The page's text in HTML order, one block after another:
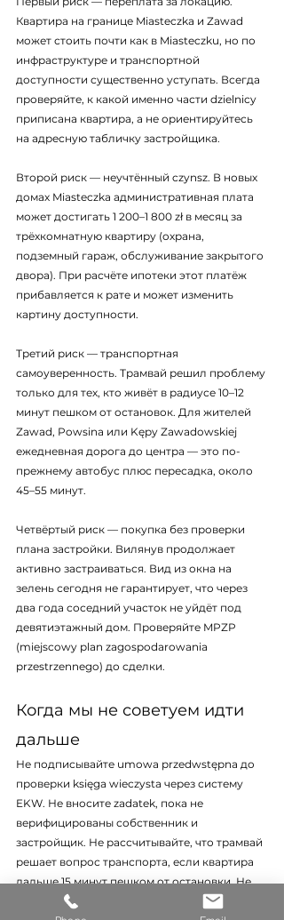
Квартира на границе Miasteczka и Zawad
может стоить почти как в Miasteczku, но по
инфраструктуре и транспортной
доступности существенно уступать. Всегда
проверяйте, к какой именно части dzielnicy
приписана квартира, а не ориентируйтесь
на адресную табличку застройщика.
Второй риск — неучтённый czynsz. В новых
домах Miasteczka административная плата
может достигать 1 200–1 800 zł в месяц за
трёхкомнатную квартиру (охрана,
подземный гараж, обслуживание закрытого
двора). При расчёте ипотеки этот платёж
прибавляется к рате и может изменить
картину доступности.
Третий риск — транспортная
самоуверенность. Трамвай решил проблему
только для тех, кто живёт в радиусе 10–12
минут пешком от остановок. Для жителей
Zawad, Powsina или Kępy Zawadowskiej
ежедневная дорога до центра — это по-
прежнему автобус плюс пересадка, около
45–55 минут.
Четвёртый риск — покупка без проверки
плана застройки. Вилянув продолжает
активно застраиваться. Вид из окна на
зелень сегодня не гарантирует, что через
два года соседний участок не уйдёт под
девятиэтажный дом. Проверяйте MPZP
(miejscowy plan zagospodarowania
przestrzennego) до сделки.
Когда мы не советуем идти
дальше
Не подписывайте umowa przedwstępna до
проверки księga wieczysta через систему
EKW. Не вносите zadatek, пока не
верифицированы собственник и
застройщик. Не рассчитывайте, что трамвай
решает вопрос транспорта, если квартира
дальше 15 минут пешком от остановки. Не
игнорируйте ежемесячный czynsz при